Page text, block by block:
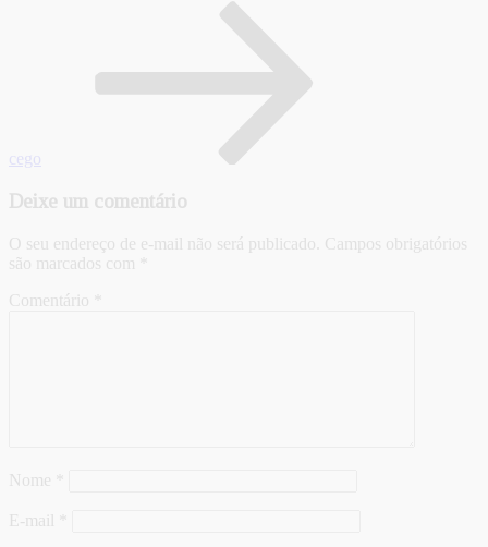
cego
Deixe um comentário
O seu endereço de e-mail não será publicado. Campos obrigatórios
são marcados com
Comentário
Nome
E-mail